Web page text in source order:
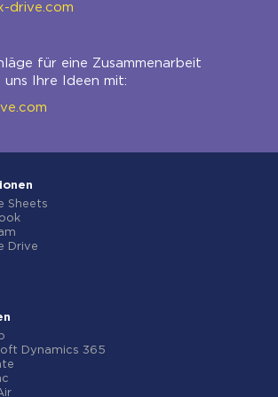
drive.com
für eine Zusammenarbeit
uns Ihre Ideen mit:
Sheets
Drive
Contacts
(ChatGPT)
Dynamics 365